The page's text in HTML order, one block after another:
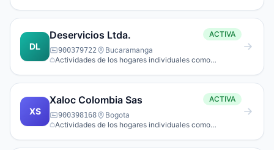
DL
Deservicios Ltda. ACTIVA
900379722
Bucaramanga
Actividades de los hogares individuales como
XS
Xaloc Colombia Sas ACTIVA
900398168
Bogota
Actividades de los hogares individuales como